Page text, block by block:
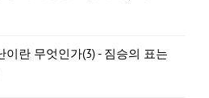
란 무엇인가(3) - 짐승의 표는